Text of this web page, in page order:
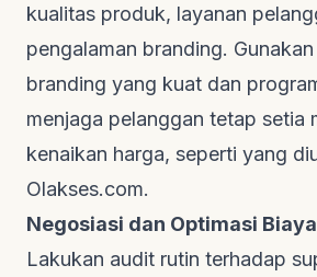
kualitas produk, layanan
pengalaman branding.
branding yang kuat dan
menjaga pelanggan tetap setia
kenaikan harga, seperti yang
Olakses.com.
Negosiasi dan Optimasi
Lakukan audit rutin terhadap